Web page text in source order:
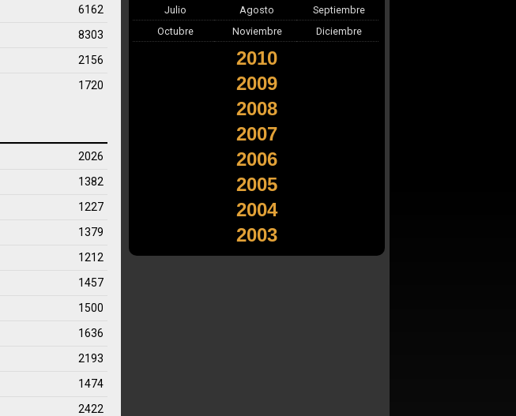
6162
8303
2156
1720
2026
1382
1227
1379
1212
1457
1500
1636
2193
1474
2422
Julio
Agosto
Septiembre
Octubre
Noviembre Diciembre
2010
2009
2008
2007
2006
2005
2004
2003